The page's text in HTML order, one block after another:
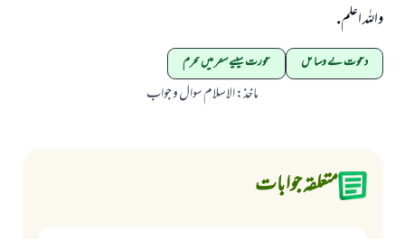
واللہ اعلم.
دعوت کے وسائل عورت کیلیے سفر میں محرم
ماخذ:الاسلام سوال و جواب
متعلقہ جوابات